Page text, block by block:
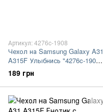
Артикул: 4276c-1908
Чехол на Samsung Galaxy A31
A315F Улыбнись "4276c-1908-
7105"
189 грн